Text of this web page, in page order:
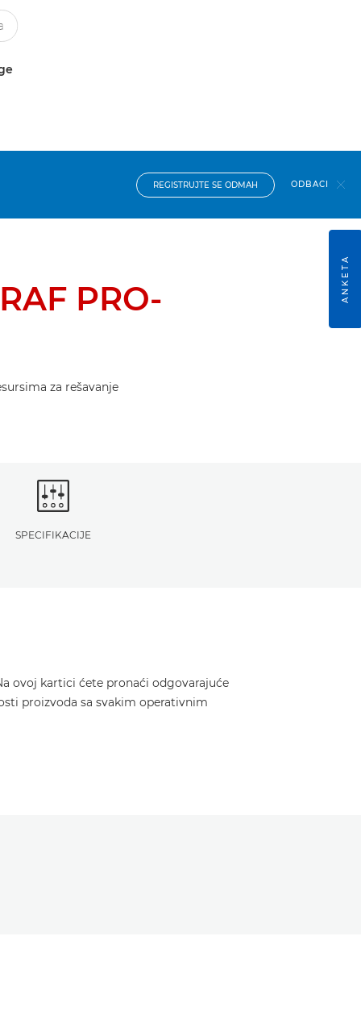
REGISTRUJTE SE ODMAH ODBACI
PRO-
za rešavanje
SPECIFIKACIJE
ovoj kartici ćete pronaći odgovarajuće
proizvoda sa svakim operativnim
ANKETA